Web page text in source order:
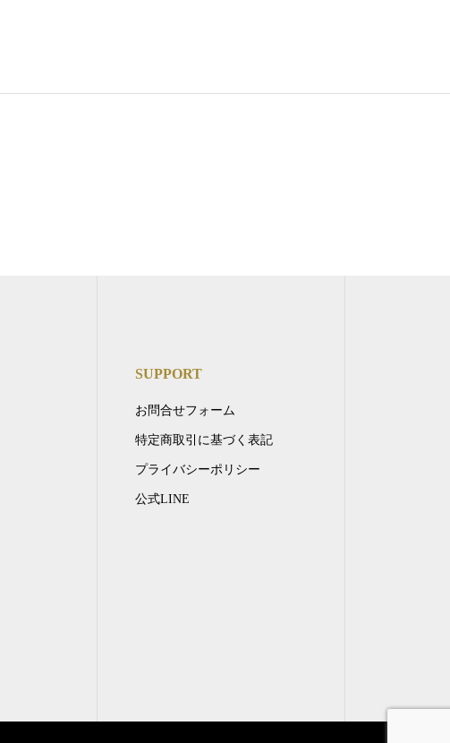
SUPPORT
お問合せフォーム
特定商取引に基づく表記
プライバシーポリシー
公式LINE